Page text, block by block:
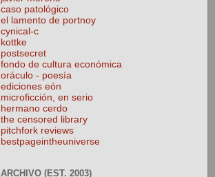
caso patológico
el lamento de portnoy
cynical-c
kottke
postsecret
fondo de cultura económica
oráculo - poesía
ediciones eón
microficción, en serio
hermano cerdo
the censored library
pitchfork reviews
bestpageintheuniverse
ARCHIVO (EST. 2003)